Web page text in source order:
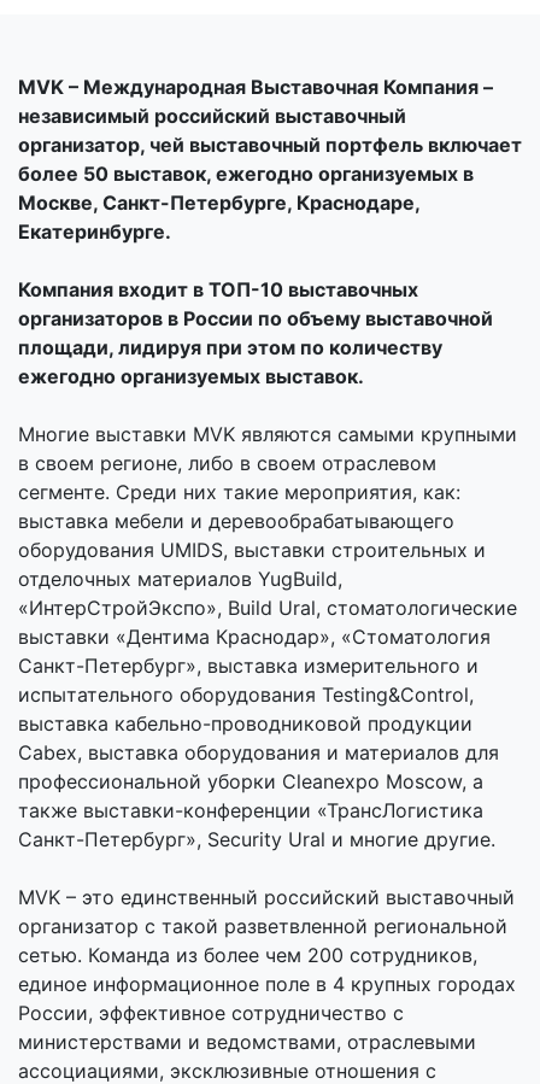
MVK – Международная Выставочная Компания –
независимый российский выставочный
организатор, чей выставочный портфель включает
более 50 выставок, ежегодно организуемых в
Москве, Санкт-Петербурге, Краснодаре,
Екатеринбурге.
Компания входит в ТОП-10 выставочных
организаторов в России по объему выставочной
площади, лидируя при этом по количеству
ежегодно организуемых выставок.
Многие выставки MVK являются самыми крупными
в своем регионе, либо в своем отраслевом
сегменте. Среди них такие мероприятия, как:
выставка мебели и деревообрабатывающего
оборудования UMIDS, выставки строительных и
отделочных материалов YugBuild,
«ИнтерСтройЭкспо», Build Ural, стоматологические
выставки «Дентима Краснодар», «Стоматология
Санкт-Петербург», выставка измерительного и
испытательного оборудования Testing&Control,
выставка кабельно-проводниковой продукции
Cabex, выставка оборудования и материалов для
профессиональной уборки Cleanexpo Moscow, а
также выставки-конференции «ТрансЛогистика
Санкт-Петербург», Security Ural и многие другие.
MVK – это единственный российский выставочный
организатор с такой разветвленной региональной
сетью. Команда из более чем 200 сотрудников,
единое информационное поле в 4 крупных городах
России, эффективное сотрудничество с
министерствами и ведомствами, отраслевыми
ассоциациями, эксклюзивные отношения с